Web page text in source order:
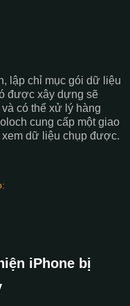
lập chỉ mục gói dữ liệu
được xây dựng sẽ
có thể xử lý hàng
cung cấp một giao
dữ liệu chụp được.
iPhone bị